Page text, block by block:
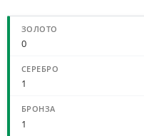
СВОДНЫЙ МЕДАЛЬНЫЙ
0
1
1